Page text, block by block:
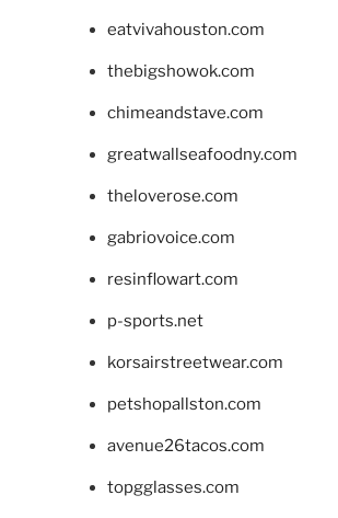
eatvivahouston.com
thebigshowok.com
chimeandstave.com
greatwallseafoodny.com
theloverose.com
gabriovoice.com
resinflowart.com
p-sports.net
korsairstreetwear.com
petshopallston.com
avenue26tacos.com
topgglasses.com